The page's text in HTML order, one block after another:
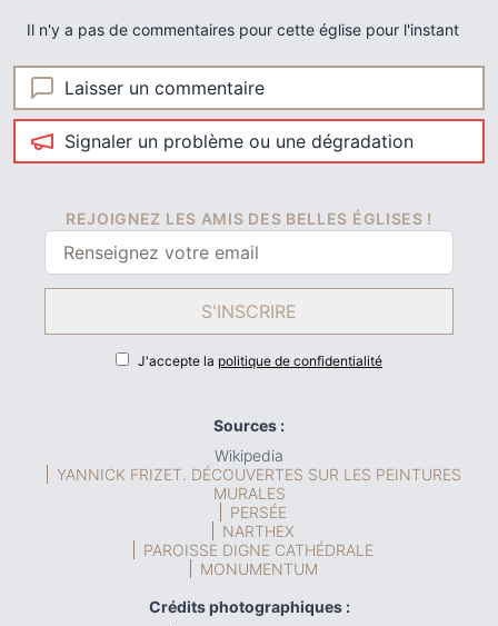
Il n'y a pas de commentaires pour cette église pour l'instant
Laisser un commentaire
Signaler un problème ou une dégradation
REJOIGNEZ LES AMIS DES BELLES ÉGLISES !
S'INSCRIRE
J'accepte la politique de confidentialité
Sources :
Wikipedia
YANNICK FRIZET. DÉCOUVERTES SUR LES PEINTURES
MURALES
PERSÉE
NARTHEX
PAROISSE DIGNE CATHÉDRALE
MONUMENTUM
Crédits photographiques :